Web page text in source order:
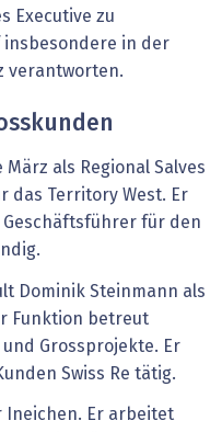
Executive zu
insbesondere in der
verantworten.
als Regional Salves
das Territory West. Er
für den
Dominik Steinmann als
Funktion betreut
Grossprojekte. Er
Swiss Re tätig.
Ineichen. Er arbeitet